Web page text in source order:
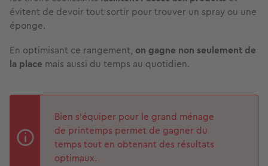
évitent de devoir tout sortir pour trouver un spray ou une
éponge.
En optimisant ce rangement, on gagne non seulement de
la place mais aussi du temps au quotidien.
Bien s’équiper pour le grand ménage
de printemps permet de gagner du
temps tout en obtenant des résultats
optimaux.